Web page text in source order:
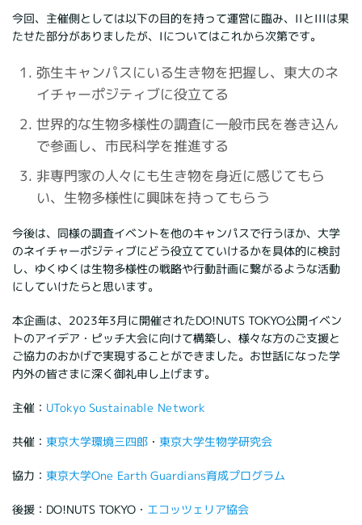
今回、主催側としては以下の目的を持って運営に臨み、IIとIIIは果
たせた部分がありましたが、Iについてはこれから次第です。
弥生キャンパスにいる生き物を把握し、東大のネ
イチャーポジティブに役立てる
世界的な生物多様性の調査に一般市民を巻き込ん
で参画し、市民科学を推進する
非専門家の人々にも生き物を身近に感じてもら
い、生物多様性に興味を持ってもらう
今後は、同様の調査イベントを他のキャンパスで行うほか、大学
のネイチャーポジティブにどう役立てていけるかを具体的に検討
し、ゆくゆくは生物多様性の戦略や行動計画に繋がるような活動
にしていけたらと思います。
本企画は、2023年3月に開催されたDO!NUTS TOKYO公開イベン
トのアイデア・ピッチ大会に向けて構築し、様々な方のご支援と
ご協力のおかげで実現することができました。お世話になった学
内外の皆さまに深く御礼申し上げます。
主催： UTokyo Sustainable Network
共催：東京大学環境三四郎・東京大学生物学研究会
協力：東京大学One Earth Guardians育成プログラム
後援：DO!NUTS TOKYO・ エコッツェリア協会